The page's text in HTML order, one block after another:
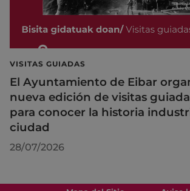
VISITAS GUIADAS
El Ayuntamiento de Eibar
nueva edición de visitas
para conocer la historia
ciudad
28/07/2026